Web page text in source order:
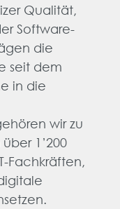
Qualität,
Software-
die
seit dem
in die
wir zu
1’200
Fachkräften,